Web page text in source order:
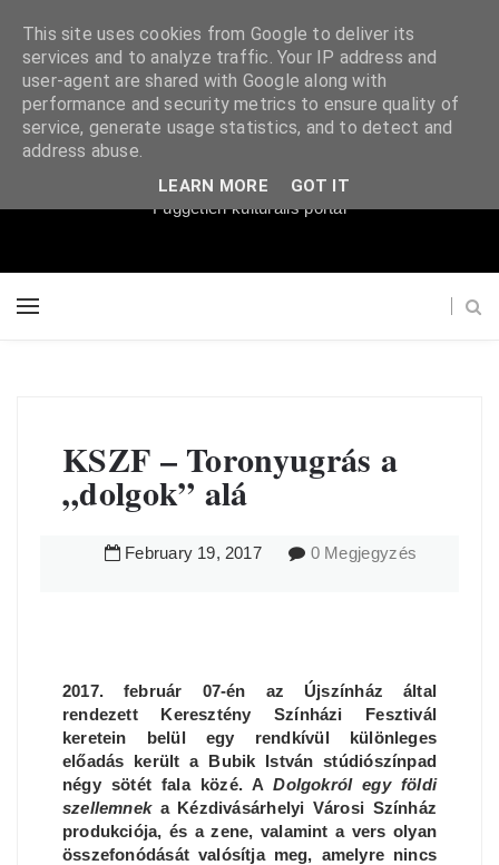
Súgópéldány
Független kulturális portál
KSZF – Toronyugrás a
„dolgok” alá
February 19, 2017 0 Megjegyzés
2017. február 07-én az Újszínház által
rendezett Keresztény Színházi Fesztivál
keretein belül egy rendkívül különleges
előadás került a Bubik István stúdiószínpad
négy sötét fala közé. ADolgokról egy földi
szellemneka Kézdivásárhelyi Városi Színház
produkciója, és a zene, valamint a vers olyan
összefonódását valósítja meg, amelyre nincs
This site uses cookies from Google to deliver its
services and to analyze traffic. Your IP address and
user-agent are shared with Google along with
performance and security metrics to ensure quality of
service, generate usage statistics, and to detect and
address abuse.
LEARN MORE GOT IT